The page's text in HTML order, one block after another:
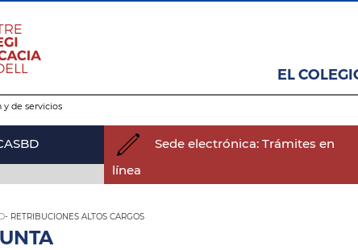
EL
de servicios
Sede electrónica: Trámites en
línea
- RETRIBUCIONES ALTOS CARGOS